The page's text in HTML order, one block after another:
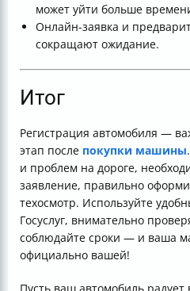
может уйти больше
Онлайн-заявка и
сокращают ожидание.
Итог
Регистрация автомобиля —
этап после покупки машины
и проблем на дороге,
заявление, правильно
техосмотр. Используйте
Госуслуг, внимательно
соблюдайте сроки — и ваша
официально вашей!
Пусть ваш автомобиль радует